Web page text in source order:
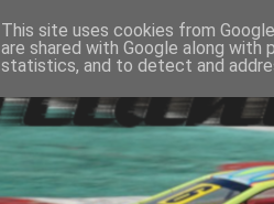
This site uses cookies from
are shared with Google along
statistics, and to detect and